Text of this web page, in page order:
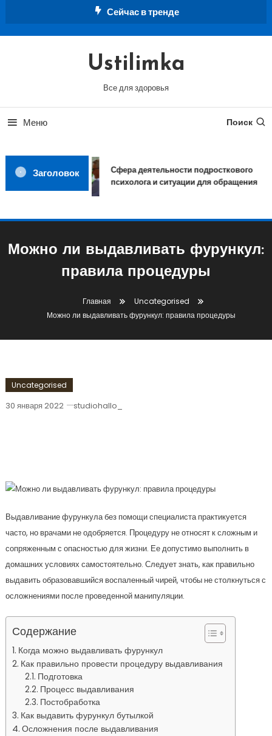
Сейчас в тренде
Ustilimka
Все для здоровья
Меню Поиск
Заголовок
Сфера деятельности подросткового
психолога и ситуации для обращения
Можно ли выдавливать фурункул:
правила процедуры
Главная
Uncategorised
Можно ли выдавливать фурункул: правила процедуры
Uncategorised
30 января 2022 studiohallo_
Выдавливание фурункула без помощи специалиста практикуется
часто, но врачами не одобряется. Процедуру не относят к сложным и
сопряженным с опасностью для жизни. Ее допустимо выполнить в
домашних условиях самостоятельно. Следует знать, как правильно
выдавить образовавшийся воспаленный чирей, чтобы не столкнуться с
осложнениями после проведенной манипуляции.
Содержание
Когда можно выдавливать фурункул
Как правильно провести процедуру выдавливания
Подготовка
Процесс выдавливания
Постобработка
Как выдавить фурункул бутылкой
Осложнения после выдавливания